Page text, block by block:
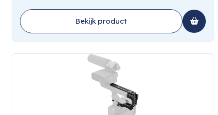
Bekijk product